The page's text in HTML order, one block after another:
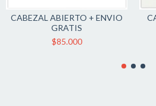
CABEZAL ABIERTO + ENVIO
GRATIS
$85.000